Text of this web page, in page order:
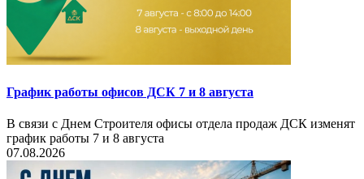
График работы офисов ДСК 7 и 8 августа
В связи с Днем Строителя офисы отдела продаж ДСК изменят
график работы 7 и 8 августа
07.08.2026